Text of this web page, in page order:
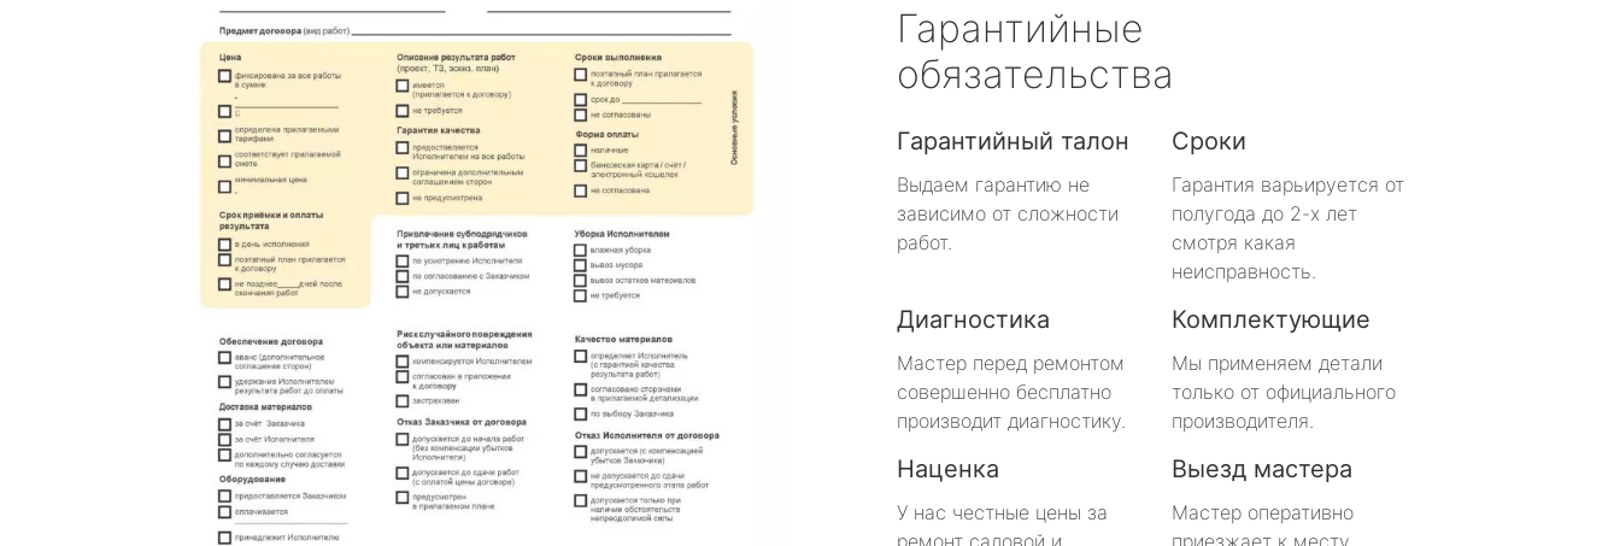
Гарантийные
обязательства
Гарантийный талон
Выдаем гарантию не
зависимо от сложности
работ.
Сроки
Гарантия варьируется от
полугода до 2-х лет
смотря какая
неисправность.
Диагностика
Мастер перед ремонтом
совершенно бесплатно
производит диагностику.
Комплектующие
Мы применяем детали
только от официального
производителя.
Наценка
У нас честные цены за
ремонт садовой и
Выезд мастера
Мастер оперативно
приезжает к месту